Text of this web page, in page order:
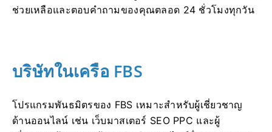
ช่วยเหลือและตอบคำถามของคุณตลอด 24 ชั่วโมงทุกวัน
บริษัทในเครือ FBS
โปรแกรมพันธมิตรของ FBS เหมาะสำหรับผู้เชี่ยวชาญ
ด้านออนไลน์ เช่น เว็บมาสเตอร์ SEO PPC และผู้